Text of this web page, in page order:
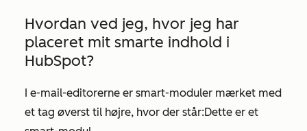
Hvordan ved jeg, hvor jeg har
placeret mit smarte indhold i
HubSpot?
I e-mail-editorerne er smart-moduler mærket med
et tag øverst til højre, hvor der står:Dette er et